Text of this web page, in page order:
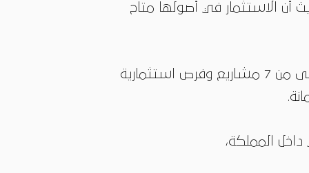
أن الاستثمار في أصولها متاح
وصرح الشواربة، خلال حفل إطلاق أعمال شركة رؤية عمّان للاستثمار والتطوير المجموعة الأولى من 7 مشاريع وفرص استثمارية
المملكة،